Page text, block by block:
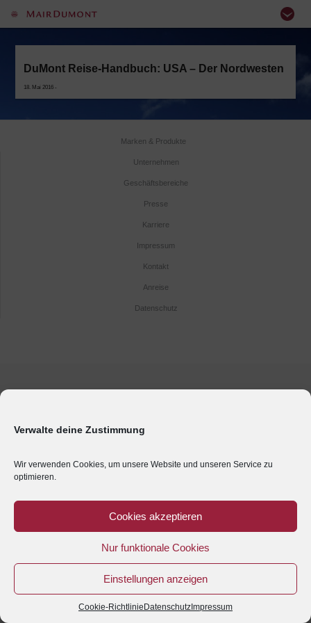
Verwalte deine Zustimmung
Wir verwenden Cookies, um unsere Website und unseren Service zu
optimieren.
Cookies akzeptieren
Nur funktionale Cookies
Einstellungen anzeigen
Cookie-Richtlinie Datenschutz Impressum
DuMont Reise-Handbuch: USA – Der Nordwesten
18. Mai 2016 -
Marken & Produkte
Unternehmen
Geschäftsbereiche
Presse
Karriere
Impressum
Kontakt
Anreise
Datenschutz